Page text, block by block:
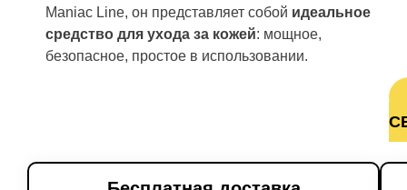
Maniac Line, он представляет собой идеальное
средство для ухода за кожей: мощное,
безопасное, простое в использовании.